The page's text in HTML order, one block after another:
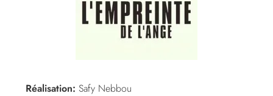
Réalisation: Safy Nebbou